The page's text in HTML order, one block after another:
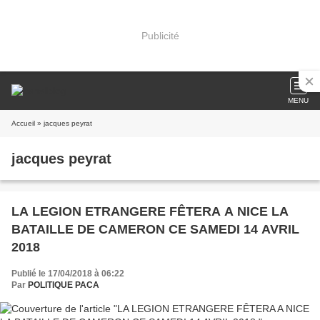
Publicité
MENU
Accueil » jacques peyrat
jacques peyrat
LA LEGION ETRANGERE FÊTERA A NICE LA
BATAILLE DE CAMERON CE SAMEDI 14 AVRIL
2018
Publié le 17/04/2018 à 06:22
Par POLITIQUE PACA